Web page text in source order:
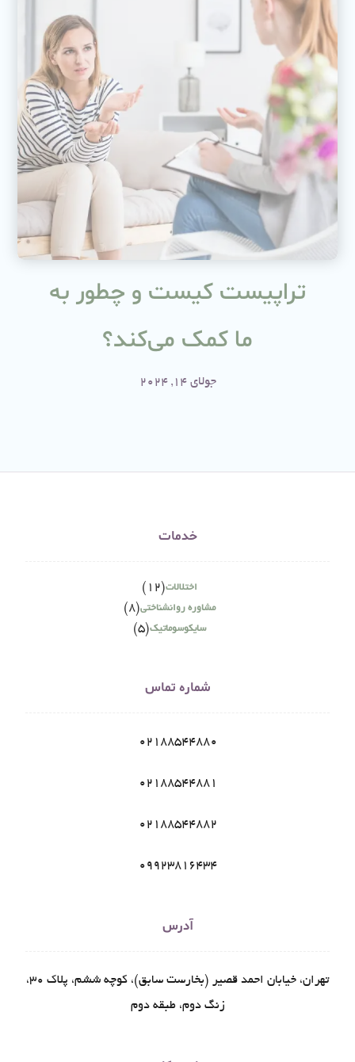
تراپیست کیست و چطور به
ما کمک می‌کند؟
جولای 14, 2024
خدمات
اختلالات(12)
مشاوره روانشناختی(8)
سایکوسوماتیک(5)
شماره تماس
02188544880
02188544881
02188544882
09923816434
آدرس
تهران، خیابان احمد قصیر (بخارست سابق)، کوچه ششم، پلاک ۳۰،
زنگ دوم، طبقه دوم